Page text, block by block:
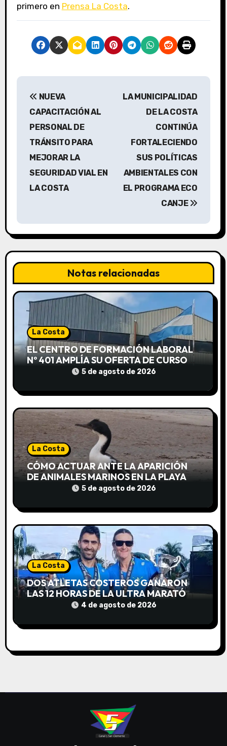
primero en Prensa La Costa.
N
i
ó
d
e
n
r
a
d
a
s
NUEVA
CAPACITACIÓN AL
PERSONAL DE
TRÁNSITO PARA
MEJORAR LA
SEGURIDAD VIAL EN
LA COSTA
LA MUNICIPALIDAD
DE LA COSTA
CONTINÚA
FORTALECIENDO
SUS POLÍTICAS
AMBIENTALES CON
EL PROGRAMA ECO
CANJE
Notas relacionadas
La Costa
EL CENTRO DE FORMACIÓN LABORAL
Nº 401 AMPLÍA SU OFERTA DE CURSOS
EN LUCILA DEL MAR5 de agosto de 2026
La Costa
CÓMO ACTUAR ANTE LA APARICIÓN
DE ANIMALES MARINOS EN LA PLAYA
5 de agosto de 2026
La Costa
DOS ATLETAS COSTEROS GANARON
LAS 12 HORAS DE LA ULTRA MARATÓN
FORMOSA 20264 de agosto de 2026